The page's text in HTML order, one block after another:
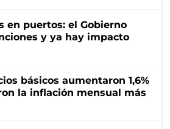
en puertos: el Gobierno
y ya hay impacto
básicos aumentaron 1,6%
la inflación mensual más